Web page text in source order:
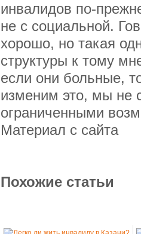
инвалидов по-
не с социальной.
хорошо, но такая
структуры к тому
если они больные,
изменим это, мы не
ограниченными
Материал с сайта
Похожие статьи